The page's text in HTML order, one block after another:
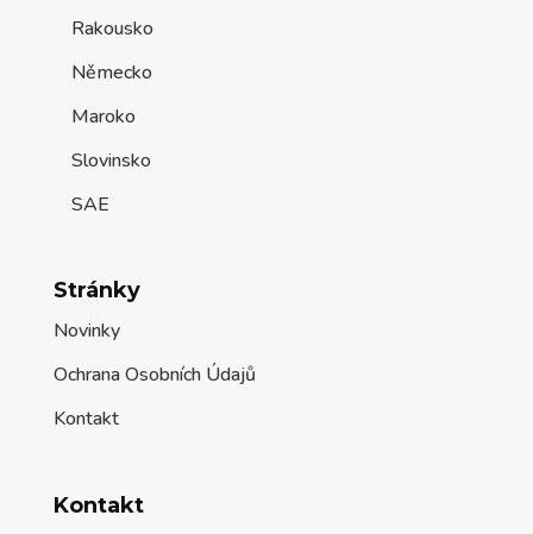
Rakousko
Německo
Maroko
Slovinsko
SAE
Stránky
Novinky
Ochrana Osobních Údajů
Kontakt
Kontakt